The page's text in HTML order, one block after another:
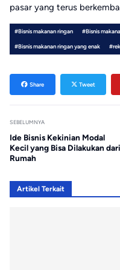
pasar yang terus
#Bisnis makanan ringan #Bisnis
#Bisnis makanan ringan yang enak
Share Tweet
SEBELUMNYA
Ide Bisnis Kekinian Modal
Kecil yang Bisa Dilakukan dari
Rumah
Artikel Terkait